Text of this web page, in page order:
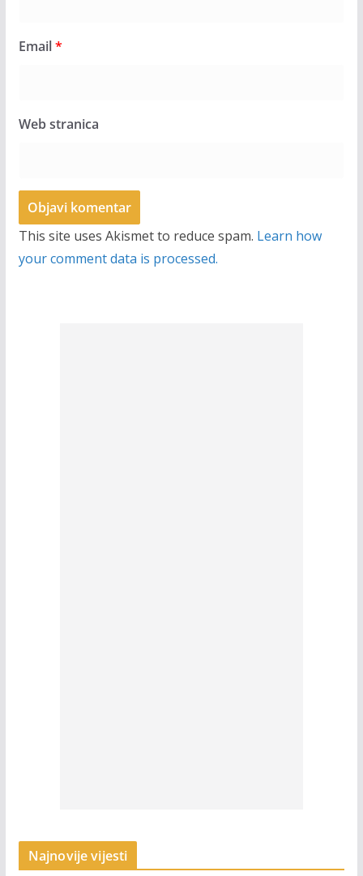
Email*
Web stranica
This site uses Akismet to reduce spam. Learn how
your comment data is processed.
Najnovije vijesti